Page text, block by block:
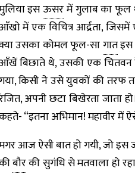
इसऊसरमें गुलाब का फूल
में एक विचित्र आर्द्रता,
उसका कोमल फूल-सागातइस
बिछाते थे, उसकी एक चितवन
किसी ने उसे युवकों की तरफ
अपनी छटा बिखेरता जाता
“इतना अभिमान! महावीर में
आज ऐसी बात हो गयी, जो
बौरकी सुगंधि से मतवाला हो